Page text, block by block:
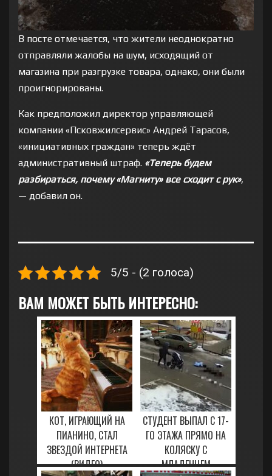
В посте отмечается, что жители неоднократно
отправляли жалобы на шум, исходящий от
магазина при разгрузке товара, однако, они были
проигнорированы.
Как предположил директор управляющей
компании «Псковжилсервис» Андрей Тарасов,
«инициативных граждан» теперь ждёт
административный штраф. «Теперь будем
разбираться, почему «Магниту» все сходит с рук»,
— добавил он.
5/5 - (2 голоса)
ВАМ МОЖЕТ БЫТЬ ИНТЕРЕСНО:
КОТ, ИГРАЮЩИЙ НА
ПИАНИНО, СТАЛ
ЗВЕЗДОЙ ИНТЕРНЕТА
(ВИДЕО)
СТУДЕНТ ВЫПАЛ С 17-
ГО ЭТАЖА ПРЯМО НА
КОЛЯСКУ С
МЛАДЕНЦЕМ